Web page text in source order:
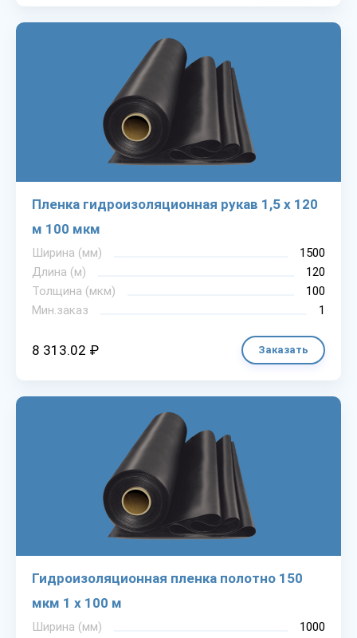
Пленка гидроизоляционная рукав 1,5 х 120
м 100 мкм
Ширина (мм)
1500
Длина (м)
120
Толщина (мкм)
100
Мин.заказ
1
8 313.02 ₽ Заказать
Гидроизоляционная пленка полотно 150
мкм 1 х 100 м
Ширина (мм)
1000